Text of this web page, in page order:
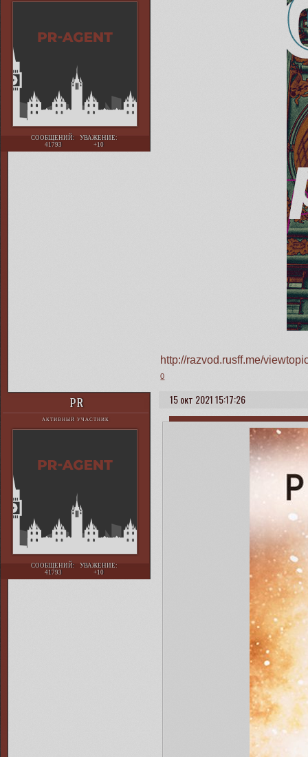
СООБЩЕНИЙ:
41793
УВАЖЕНИЕ:
+10
http://razvod.rusff.me/
0
15 окт 2021 15:17:26
PR
АКТИВНЫЙ УЧАСТНИК
СООБЩЕНИЙ:
41793
УВАЖЕНИЕ:
+10